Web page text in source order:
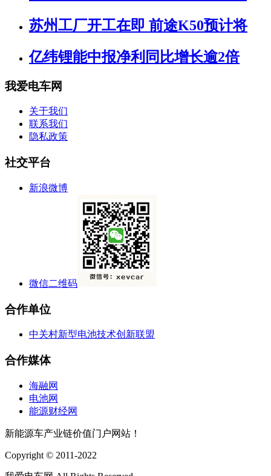
苏州工厂开工在即 前途K50预计将
亿纬锂能中报净利同比增长逾2倍
我爱电车网
关于我们
联系我们
隐私政策
社交平台
新浪微博
微信二维码
合作单位
中关村新型电池技术创新联盟
合作媒体
海融网
电池网
能源财经网
新能源车产业链价值门户网站！
Copyright © 2011-2022